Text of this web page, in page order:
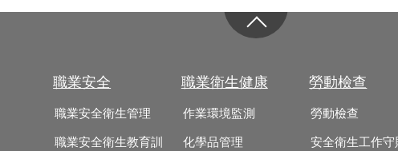
職業安全
職業安全衛生管理
職業安全衛生教育訓
職業衛生健康
作業環境監測
化學品管理
勞動檢查
勞動檢查
安全衛生工作守